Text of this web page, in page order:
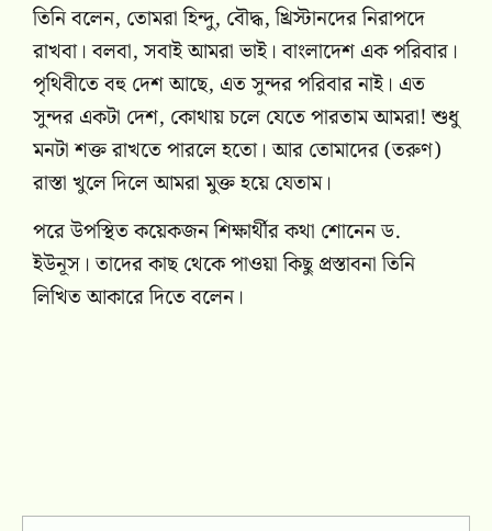
তিনি বলেন, তোমরা হিন্দু, বৌদ্ধ, খ্রিস্টানদের নিরাপদে
রাখবা। বলবা, সবাই আমরা ভাই। বাংলাদেশ এক পরিবার।
পৃথিবীতে বহু দেশ আছে, এত সুন্দর পরিবার নাই। এত
সুন্দর একটা দেশ, কোথায় চলে যেতে পারতাম আমরা! শুধু
মনটা শক্ত রাখতে পারলে হতো। আর তোমাদের (তরুণ)
রাস্তা খুলে দিলে আমরা মুক্ত হয়ে যেতাম।
পরে উপস্থিত কয়েকজন শিক্ষার্থীর কথা শোনেন ড.
ইউনূস। তাদের কাছ থেকে পাওয়া কিছু প্রস্তাবনা তিনি
লিখিত আকারে দিতে বলেন।